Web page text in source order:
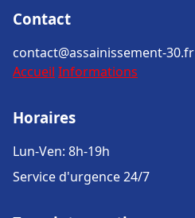
Contact
contact@assainissement-30.fr
Accueil Informations
Horaires
Lun-Ven: 8h-19h
Service d'urgence 24/7